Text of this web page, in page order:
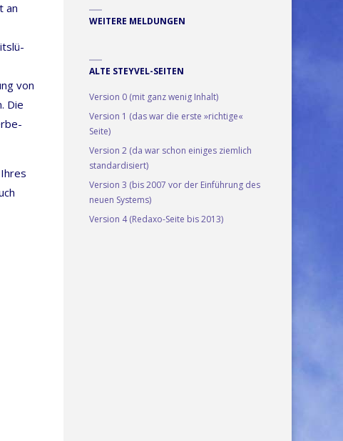
an
von
Die
WEITERE MELDUNGEN
ALTE STEYVEL-SEITEN
Version 0 (mit ganz wenig Inhalt)
Version 1 (das war die erste »richtige«
Seite)
Version 2 (da war schon einiges ziemlich
standardisiert)
Version 3 (bis 2007 vor der Einführung des
neuen Systems)
Version 4 (Redaxo-Seite bis 2013)